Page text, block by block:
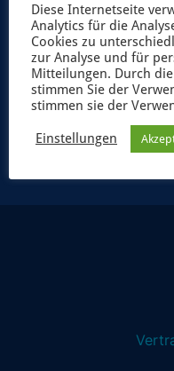
Diese Internetseite
Analytics für die
Cookies zu
zur Analyse und für
Mitteilungen. Durch
stimmen Sie der
stimmen sie der
Einstellungen